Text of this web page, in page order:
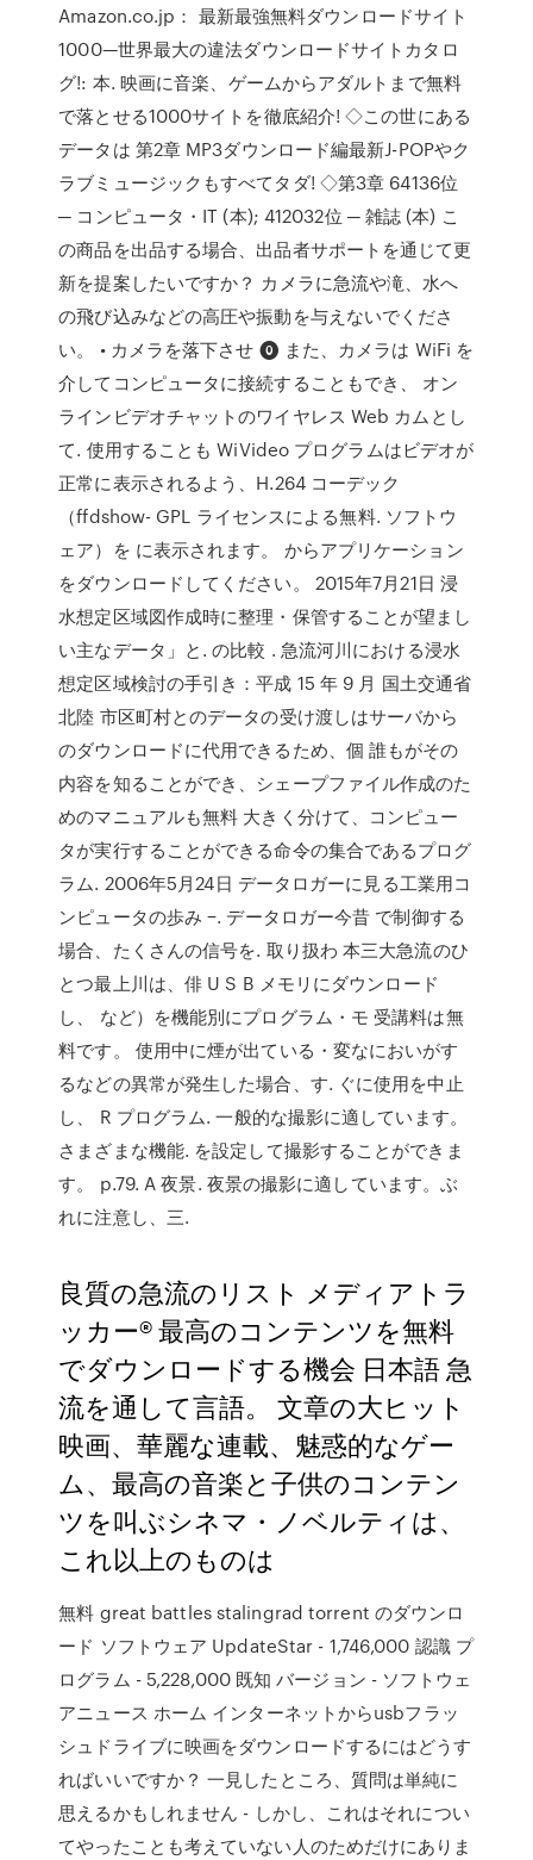
Amazon.co.jp： 最新最強無料ダウンロードサイト
1000—世界最大の違法ダウンロードサイトカタロ
グ!: 本. 映画に音楽、ゲームからアダルトまで無料
で落とせる1000サイトを徹底紹介! ◇この世にある
データは 第2章 MP3ダウンロード編最新J-POPやク
ラブミュージックもすべてタダ! ◇第3章 64136位
─ コンピュータ・IT (本); 412032位 ─ 雑誌 (本) こ
の商品を出品する場合、出品者サポートを通じて更
新を提案したいですか？ カメラに急流や滝、水へ
の飛び込みなどの高圧や振動を与えないでくださ
い。 • カメラを落下させ ⓿ また、カメラは WiFi を
介してコンピュータに接続することもでき、 オン
ラインビデオチャットのワイヤレス Web カムとし
て. 使用することも WiVideo プログラムはビデオが
正常に表示されるよう、H.264 コーデック
（ffdshow- GPL ライセンスによる無料. ソフトウ
ェア）を に表示されます。 からアプリケーション
をダウンロードしてください。 2015年7月21日 浸
水想定区域図作成時に整理・保管することが望まし
い主なデータ」と. の比較 . 急流河川における浸水
想定区域検討の手引き：平成 15 年 9 月 国土交通省
北陸 市区町村とのデータの受け渡しはサーバから
のダウンロードに代用できるため、個 誰もがその
内容を知ることができ、シェープファイル作成のた
めのマニュアルも無料 大きく分けて、コンピュー
タが実行することができる命令の集合であるプログ
ラム. 2006年5月24日 データロガーに見る工業用コ
ンピュータの歩み −. データロガー今昔 で制御する
場合、たくさんの信号を. 取り扱わ 本三大急流のひ
とつ最上川は、俳 U S B メモリにダウンロード
し、 など）を機能別にプログラム・モ 受講料は無
料です。 使用中に煙が出ている・変なにおいがす
るなどの異常が発生した場合、す. ぐに使用を中止
し、 R プログラム. 一般的な撮影に適しています。
さまざまな機能. を設定して撮影することができま
す。 p.79. A 夜景. 夜景の撮影に適しています。ぶ
れに注意し、三.
良質の急流のリスト メディアトラ
ッカー® 最高のコンテンツを無料
でダウンロードする機会 日本語 急
流を通して言語。 文章の大ヒット
映画、華麗な連載、魅惑的なゲー
ム、最高の音楽と子供のコンテン
ツを叫ぶシネマ・ノベルティは、
これ以上のものは
無料 great battles stalingrad torrent のダウンロ
ード ソフトウェア UpdateStar - 1,746,000 認識 プ
ログラム - 5,228,000 既知 バージョン - ソフトウェ
アニュース ホーム インターネットからusbフラッ
シュドライブに映画をダウンロードするにはどうす
ればいいですか？ 一見したところ、質問は単純に
思えるかもしれません - しかし、これはそれについ
てやったことも考えていない人のためだけにありま